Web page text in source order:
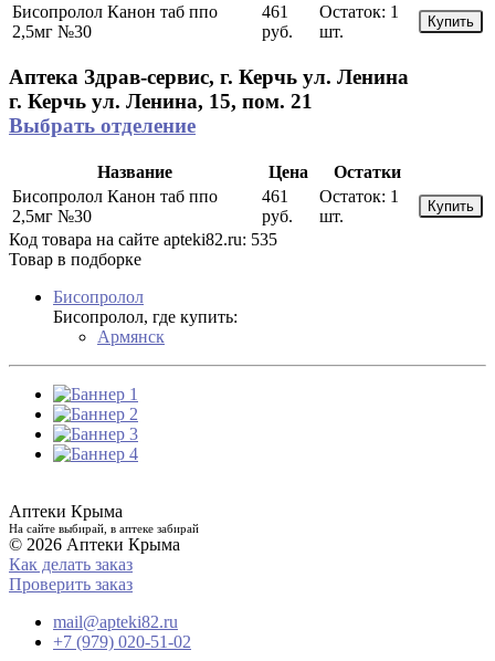
Бисопролол Канон таб ппо
2,5мг №30
461
руб.
Остаток: 1
шт.
Купить
Аптека Здрав-сервис, г. Керчь ул. Ленина
г. Керчь ул. Ленина, 15, пом. 21
Выбрать отделение
Название Цена
Остатки
Бисопролол Канон таб ппо
2,5мг №30
461
руб.
Остаток: 1
шт.
Купить
Код товара на сайте apteki82.ru: 535
Товар в подборке
Бисопролол
Бисопролол, где купить:
Армянск
Аптеки Крыма
На сайте выбирай, в аптеке забирай
© 2026 Аптеки Крыма
Как делать заказ
Проверить заказ
mail@apteki82.ru
+7 (979) 020-51-02